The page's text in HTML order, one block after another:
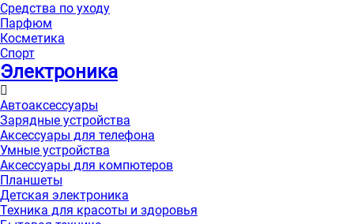
Средства по уходу
Парфюм
Косметика
Спорт
Электроника
Автоаксессуары
Зарядные устройства
Аксессуары для телефона
Умные устройства
Аксессуары для компютеров
Планшеты
Детская электроника
Техника для красоты и здоровья